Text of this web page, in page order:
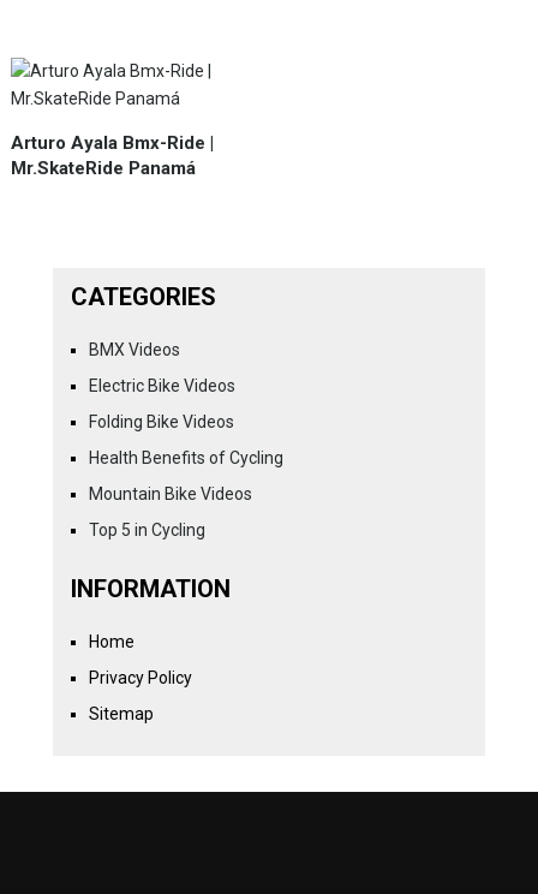
Arturo Ayala Bmx-Ride |
Mr.SkateRide Panamá
CATEGORIES
BMX Videos
Electric Bike Videos
Folding Bike Videos
Health Benefits of Cycling
Mountain Bike Videos
Top 5 in Cycling
INFORMATION
Home
Privacy Policy
Sitemap